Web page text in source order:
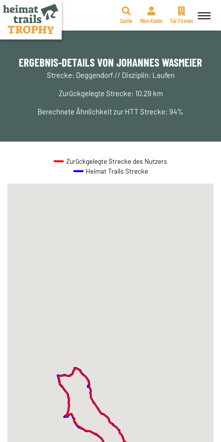
Zum
springen
Suche Mein Konto Für Firmen
ERGEBNIS-DETAILS VON JOHANNES WASMEIER
Strecke: Deggendorf // Disziplin: Laufen
Zurückgelegte Strecke: 10,29 km
Berechnete Ähnlichkeit zur HTT Strecke: 94%
Zurückgelegte Strecke des Nutzers
Heimat Trails Strecke